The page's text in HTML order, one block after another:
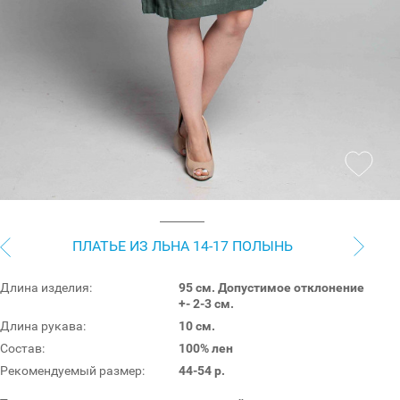
ПЛАТЬЕ ИЗ ЛЬНА 14-17 ПОЛЫНЬ
Длина изделия:
95 см. Допустимое отклонение
+- 2-3 см.
Длина рукава:
10 см.
Состав:
100% лен
Рекомендуемый размер:
44-54 р.